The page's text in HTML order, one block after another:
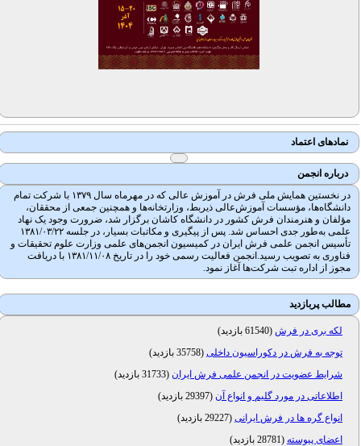
نمادهای اعتماد
درباره انجمن
در نخستین همایش ملی فرش در آموزش عالی که در مهرماه سال ۱۳۷۹ با شرکت تمام
دانشگاه‌ها، مؤسسات آموزش‌عالی ذیربط، وزارتخانه‌ها و همچنین جمعی از محققان،
مؤلفان و هنرمندان فرش کشور در دانشگاه کاشان برگزار شد، ضرورت وجود یک نهاد
علمی به‌طور جدی احساس شد. پس از پیگیری و مکاتبات بسیار، در جلسه ۱۳۸۱/۰۳/۲۲
تأسیس انجمن علمی فرش ایران در کمیسیون انجمن‌های علمی وزارت علوم تحقیقات و
فناوری به تصویب رسید.انجمن فعالیت رسمی خود را در تاریخ ۱۳۸۱/۱۱/۰۸ با دریافت
مجوز از اداره تبت شرکت‌ها آغاز نمود.
مطالب پربازدید
لکه بری در فرش( 61540 بازدید
)
توجه به فرش در دکوراسیون داخلی( 35758 بازدید
)
شرایط عضویت در انجمن علمی فرش ایران (31733 بازدید
)
اطلاعاتی در مورد گلیم و انواع آن (29397 بازدید
)
انواع گره ها در فرش ایرانی( 29227 بازدید
)
اعضای پیوسته(28781 بازدید
)